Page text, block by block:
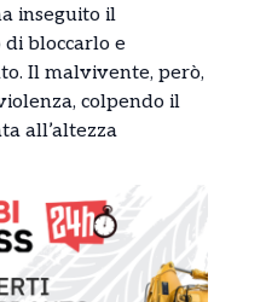
inseguito il
bloccarlo e
Il malvivente, però,
colpendo il
all’altezza